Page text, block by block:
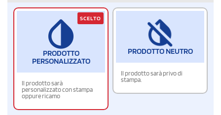
PRODOTTO
PERSONALIZZATO
Il prodotto sarà
personalizzato con stampa
oppure ricamo
SCELTO
PRODOTTO NEUTRO
Il prodotto sarà privo di
stampa.